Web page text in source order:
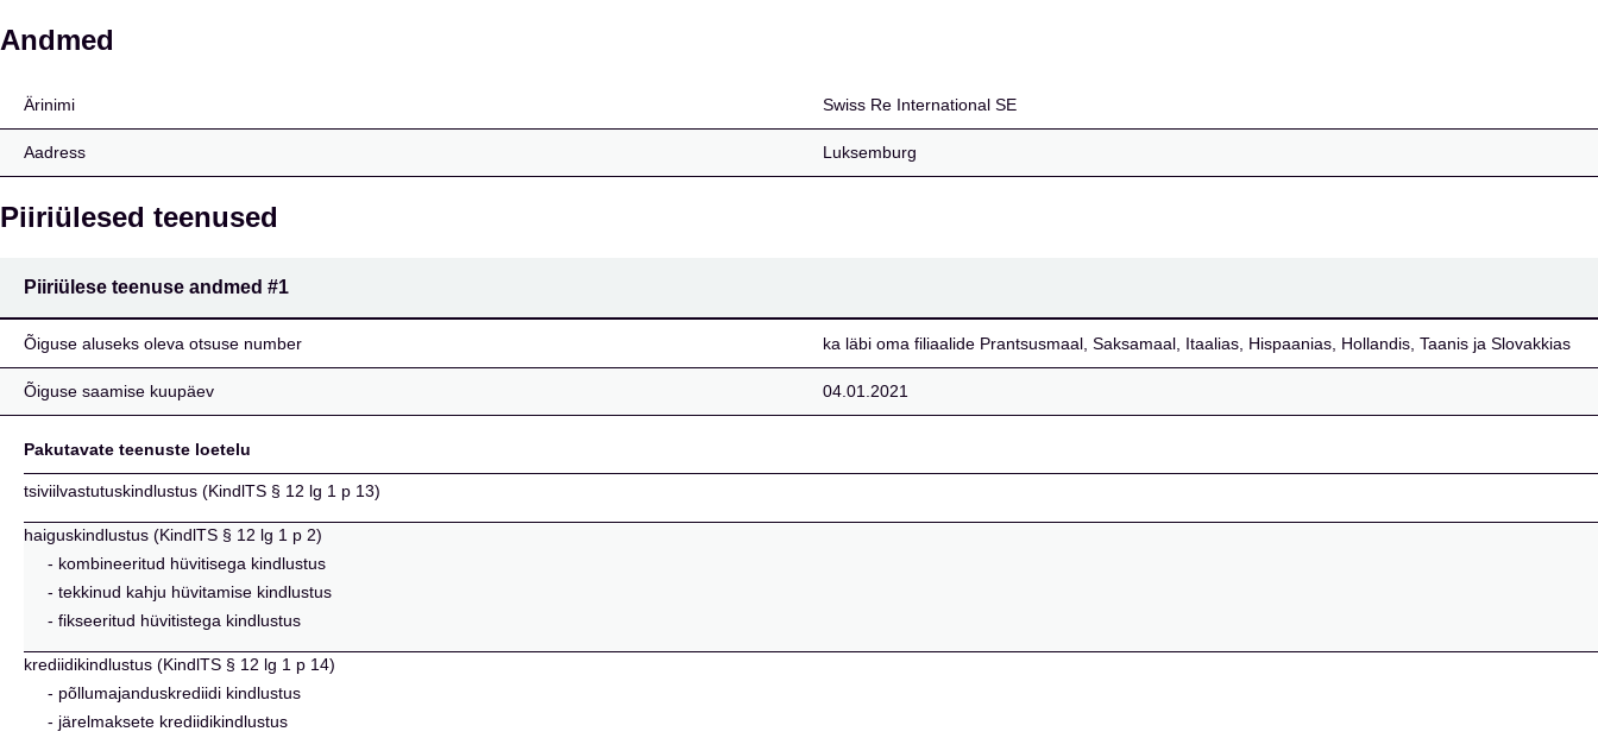
Swiss Re International SE
Andmed
Ärinimi Swiss Re International SE
Aadress Luksemburg
Piiriülesed teenused
Piiriülese teenuse andmed #1
Õiguse aluseks oleva otsuse number ka läbi oma filiaalide Prantsusmaal, Saksamaal, Itaalias, Hispaanias, Hollandis, Taanis ja Slovakkias
Õiguse saamise kuupäev 04.01.2021
Pakutavate teenuste loetelu
tsiviilvastutuskindlustus (KindlTS § 12 lg 1 p 13)
haiguskindlustus (KindlTS § 12 lg 1 p 2)
- kombineeritud hüvitisega kindlustus
- tekkinud kahju hüvitamise kindlustus
- fikseeritud hüvitistega kindlustus
krediidikindlustus (KindlTS § 12 lg 1 p 14)
- põllumajanduskrediidi kindlustus
- järelmaksete krediidikindlustus